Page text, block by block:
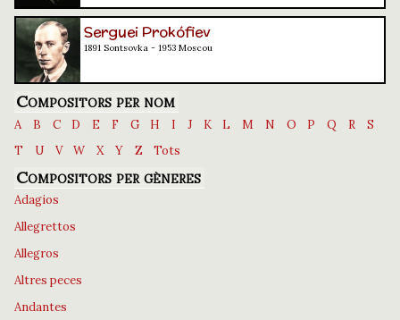
Serguei Prokófiev
1891 Sontsovka - 1953 Moscou
Compositors per nom
A B C D E F G H I J K L M N O P Q R
S
T
U V W X Y Z Tots
Compositors per gèneres
Adagios
Allegrettos
Allegros
Altres peces
Andantes